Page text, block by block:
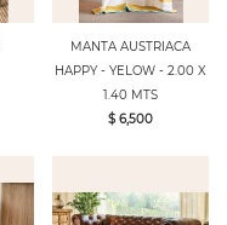
MANTA AUSTRIACA
HAPPY - YELOW - 2.00 X
1.40 MTS
$ 6,500